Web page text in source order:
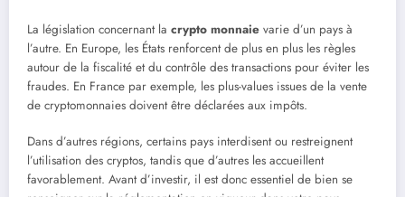
La législation concernant la crypto monnaie varie d’un pays à
l’autre. En Europe, les États renforcent de plus en plus les règles
autour de la fiscalité et du contrôle des transactions pour éviter les
fraudes. En France par exemple, les plus-values issues de la vente
de cryptomonnaies doivent être déclarées aux impôts.
Dans d’autres régions, certains pays interdisent ou restreignent
l’utilisation des cryptos, tandis que d’autres les accueillent
favorablement. Avant d’investir, il est donc essentiel de bien se